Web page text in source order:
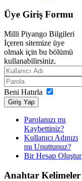
Üye Giriş Formu
Milli Piyango Bilgileri
İçeren sitemize üye
olmak için bu bölümü
kullanabilirsiniz.
Beni Hatırla
Giriş Yap
Parolanızı mı
Kaybettiniz?
Kullanıcı Adınızı
mı Unuttunuz?
Bir Hesap Oluştur
Anahtar Kelimeler